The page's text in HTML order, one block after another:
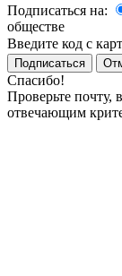
Подписаться на:
обществе
Введите код с
Подписаться
Спасибо!
Проверьте почту,
отвечающим